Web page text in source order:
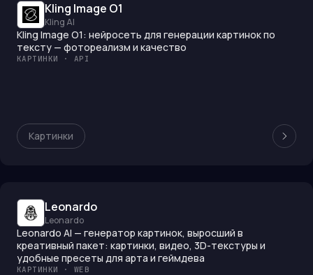
Kling Image O1
Kling AI
Kling Image O1: нейросеть для генерации картинок по
тексту — фотореализм и качество
КАРТИНКИ · API
Картинки
Leonardo
Leonardo
Leonardo AI — генератор картинок, выросший в
креативный пакет: картинки, видео, 3D-текстуры и
удобные пресеты для арта и геймдева
КАРТИНКИ · WEB